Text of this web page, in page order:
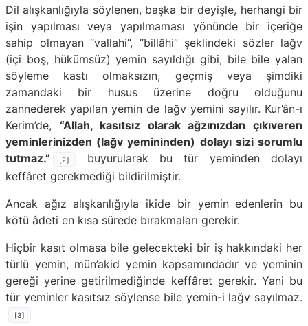
Dil alışkanlığıyla söylenen, başka bir deyişle, herhangi bir
işin yapılması veya yapılmaması yönünde bir içeriğe
sahip olmayan “vallahi”, “billâhi” şeklindeki sözler lağv
(içi boş, hükümsüz) yemin sayıldığı gibi, bile bile yalan
söyleme kastı olmaksızın, geçmiş veya şimdiki
zamandaki bir husus üzerine doğru olduğunu
zannederek yapılan yemin de lağv yemini sayılır. Kur’ân-ı
Kerim’de, “Allah, kasıtsız olarak ağzınızdan çıkıveren
yeminlerinizden (lağv yemininden) dolayı sizi sorumlu
tutmaz.”
[2]
buyurularak bu tür yeminden dolayı
keffâret gerekmediği bildirilmiştir.
Ancak ağız alışkanlığıyla ikide bir yemin edenlerin bu
kötü âdeti en kısa sürede bırakmaları gerekir.
Hiçbir kasıt olmasa bile gelecekteki bir iş hakkındaki her
türlü yemin, mün’akid yemin kapsamındadır ve yeminin
gereği yerine getirilmediğinde keffâret gerekir. Yani bu
tür yeminler kasıtsız söylense bile yemin-i lağv sayılmaz.
[3]